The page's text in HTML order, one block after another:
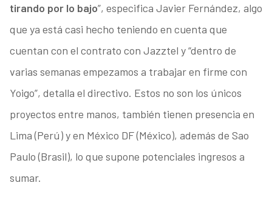
tirando por lo bajo”, especifica Javier Fernández, algo
que ya está casi hecho teniendo en cuenta que
cuentan con el contrato con Jazztel y “dentro de
varias semanas empezamos a trabajar en firme con
Yoigo”, detalla el directivo. Estos no son los únicos
proyectos entre manos, también tienen presencia en
Lima (Perú) y en México DF (México), además de Sao
Paulo (Brasil), lo que supone potenciales ingresos a
sumar.